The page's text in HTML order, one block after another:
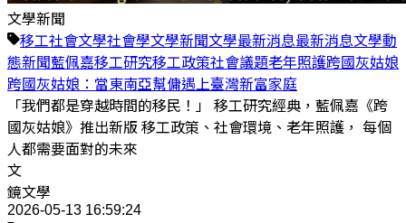
文學新聞
移工社會文學社會學文學新聞文學最新消息最新消息文學動
態新聞藍佩嘉移工研究移工政策社會議題老年照護跨國灰姑娘
跨國灰姑娘：當東南亞幫傭遇上臺灣新富家庭
「我們都是穿越時間的移民！」 移工研究經典，藍佩嘉《跨
國灰姑娘》推出新版 移工政策、社會環境、老年照護， 每個
人都需要面對的未來
文
鏡文學
2026-05-13 16:59:24